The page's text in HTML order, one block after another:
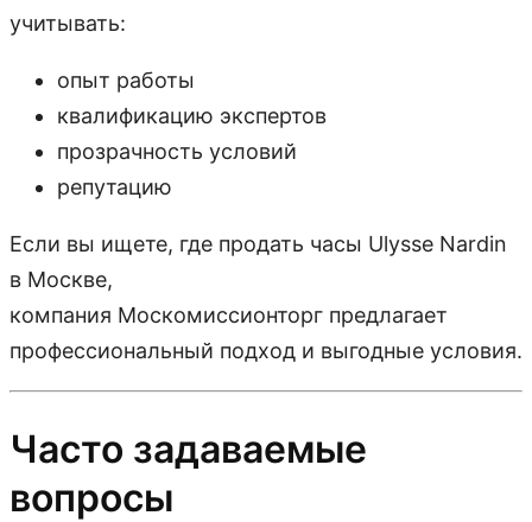
учитывать:
опыт работы
квалификацию экспертов
прозрачность условий
репутацию
Если вы ищете, где продать часы Ulysse Nardin
в Москве,
компания Москомиссионторг предлагает
профессиональный подход и выгодные условия.
Часто задаваемые
вопросы